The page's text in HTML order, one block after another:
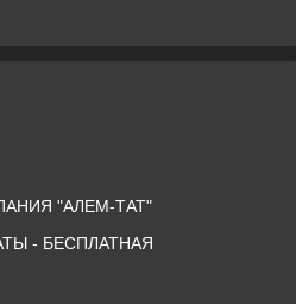
"АЛЕМ-ТАТ"
- БЕСПЛАТНАЯ